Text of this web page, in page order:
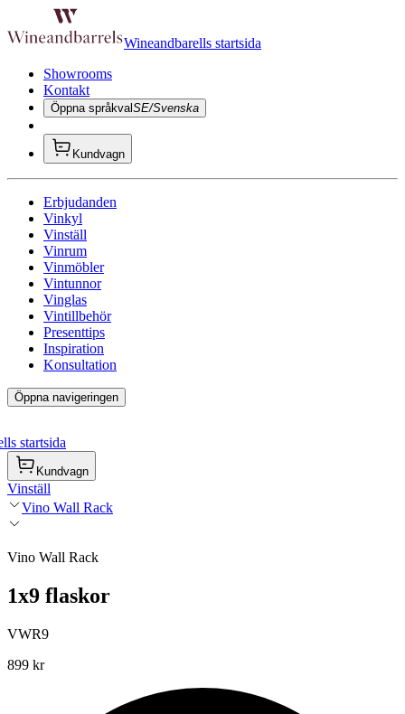
Wineandbarells startsida
Showrooms
Kontakt
Öppna språkvalSE/Svenska
Kundvagn
Erbjudanden
Vinkyl
Vinställ
Vinrum
Vinmöbler
Vintunnor
Vinglas
Vintillbehör
Presenttips
Inspiration
Konsultation
Öppna navigeringen
startsida
Kundvagn
Vinställ
Vino Wall Rack
Vino Wall Rack
1x9 flaskor
VWR9
899 kr